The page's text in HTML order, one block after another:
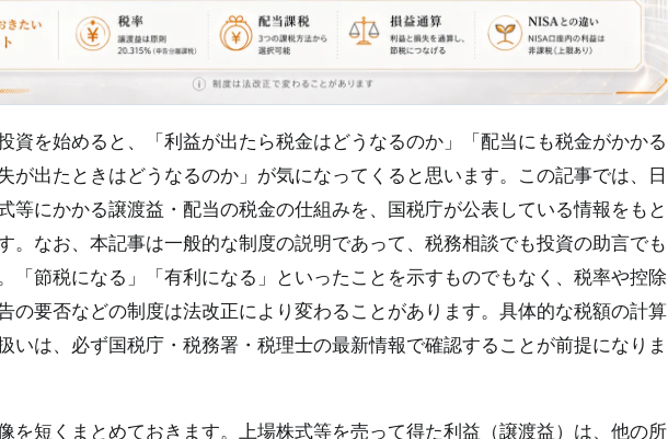
資を始めると、「利益が出たら税金はどうなるのか」「配当にも税金がかかる
が出たときはどうなるのか」が気になってくると思います。この記事では、日
等にかかる譲渡益・配当の税金の仕組みを、国税庁が公表している情報をもと
。なお、本記事は一般的な制度の説明であって、税務相談でも投資の助言でも
「節税になる」「有利になる」といったことを示すものでもなく、税率や控除
の要否などの制度は法改正により変わることがあります。具体的な税額の計算
いは、必ず国税庁・税務署・税理士の最新情報で確認することが前提になりま
を短くまとめておきます。上場株式等を売って得た利益（譲渡益）は、他の所